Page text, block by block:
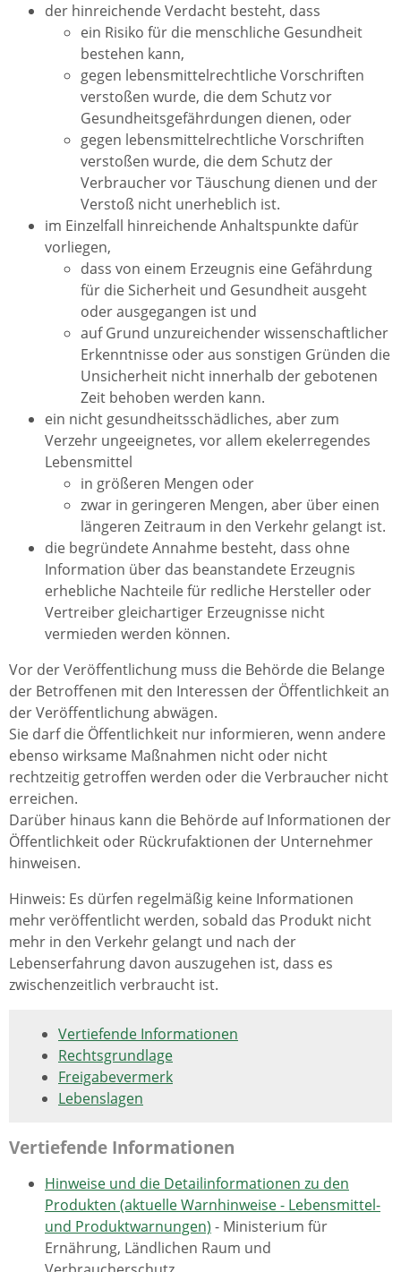
der hinreichende Verdacht besteht, dass
ein Risiko für die menschliche Gesundheit
bestehen kann,
gegen lebensmittelrechtliche Vorschriften
verstoßen wurde, die dem Schutz vor
Gesundheitsgefährdungen dienen, oder
gegen lebensmittelrechtliche Vorschriften
verstoßen wurde, die dem Schutz der
Verbraucher vor Täuschung dienen und der
Verstoß nicht unerheblich ist.
im Einzelfall hinreichende Anhaltspunkte dafür
vorliegen,
dass von einem Erzeugnis eine Gefährdung
für die Sicherheit und Gesundheit ausgeht
oder ausgegangen ist und
auf Grund unzureichender wissenschaftlicher
Erkenntnisse oder aus sonstigen Gründen die
Unsicherheit nicht innerhalb der gebotenen
Zeit behoben werden kann.
ein nicht gesundheitsschädliches, aber zum
Verzehr ungeeignetes, vor allem ekelerregendes
Lebensmittel
in größeren Mengen oder
zwar in geringeren Mengen, aber über einen
längeren Zeitraum in den Verkehr gelangt ist.
die begründete Annahme besteht, dass ohne
Information über das beanstandete Erzeugnis
erhebliche Nachteile für redliche Hersteller oder
Vertreiber gleichartiger Erzeugnisse nicht
vermieden werden können.
Vor der Veröffentlichung muss die Behörde die Belange
der Betroffenen mit den Interessen der Öffentlichkeit an
der Veröffentlichung abwägen.
Sie darf die Öffentlichkeit nur informieren, wenn andere
ebenso wirksame Maßnahmen nicht oder nicht
rechtzeitig getroffen werden oder die Verbraucher nicht
erreichen.
Darüber hinaus kann die Behörde auf Informationen der
Öffentlichkeit oder Rückrufaktionen der Unternehmer
hinweisen.
Hinweis: Es dürfen regelmäßig keine Informationen
mehr veröffentlicht werden, sobald das Produkt nicht
mehr in den Verkehr gelangt und nach der
Lebenserfahrung davon auszugehen ist, dass es
zwischenzeitlich verbraucht ist.
Vertiefende Informationen
Rechtsgrundlage
Freigabevermerk
Lebenslagen
Vertiefende Informationen
Hinweise und die Detailinformationen zu den
Produkten (aktuelle Warnhinweise - Lebensmittel-
und Produktwarnungen) - Ministerium für
Ernährung, Ländlichen Raum und